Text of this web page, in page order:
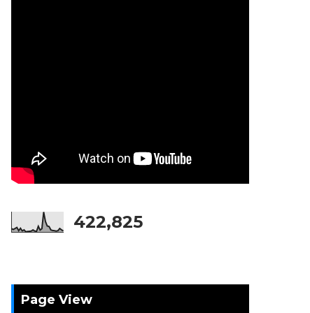
422,825
Page View